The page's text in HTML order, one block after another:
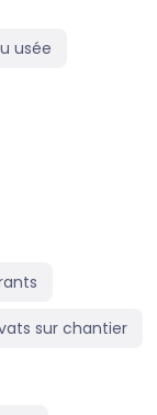
usée
sur chantier